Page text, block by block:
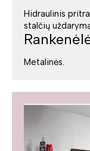
Hidraulinis
stalčių
Metalinės.